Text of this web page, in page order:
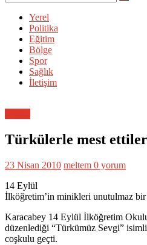
Yerel
Politika
Eğitim
Bölge
Spor
Sağlık
İletişim
Türkülerle mest ettiler
23 Nisan 2010 meltem 0 yorum
14 Eylül
İlköğretim’in minikleri unutulmaz bir
Karacabey 14 Eylül İlköğretim
düzenlediği “Türkümüz Sevgi”
coşkulu geçti.